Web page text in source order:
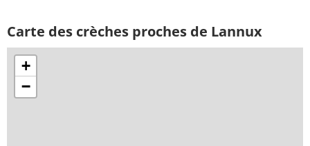
Carte des crèches proches de Lannux
+
−